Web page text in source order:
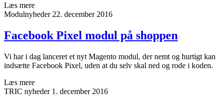
Læs mere
Modulnyheder 22. december 2016
Facebook Pixel modul på shoppen
Vi har i dag lanceret et nyt Magento modul, der nemt og hurtigt kan
indsætte Facebook Pixel, uden at du selv skal ned og rode i koden.
Læs mere
TRIC nyheder 1. december 2016